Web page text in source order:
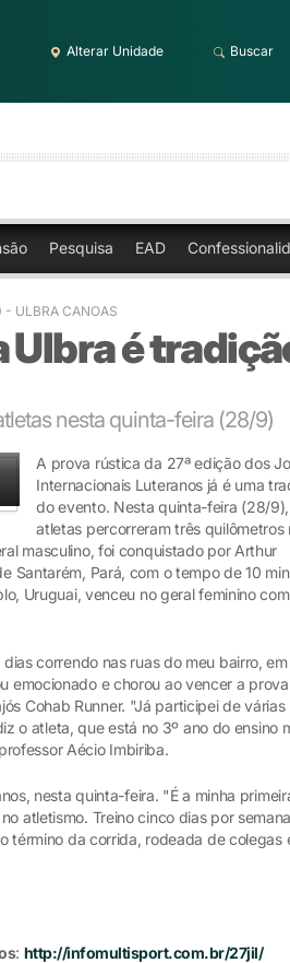
Alterar Unidade Buscar
Pesquisa EAD
- ULBRA CANOAS
Ulbra é
nesta quinta-feira (28/9)
A prova rústica da 27ª edição dos
Internacionais Luteranos já é uma
do evento. Nesta quinta-feira (28/
atletas percorreram três quilômetros
masculino, foi conquistado por Arthur
Santarém, Pará, com o tempo de 10
Uruguai, venceu no geral feminino
correndo nas ruas do meu bairro, em
emocionado e chorou ao vencer a
Cohab Runner. "Já participei de várias
o atleta, que está no 3º ano do ensino
Aécio Imbiriba.
nesta quinta-feira. "É a minha
atletismo. Treino cinco dias por
término da corrida, rodeada de colegas
: http://infomultisport.com.br/27jil/